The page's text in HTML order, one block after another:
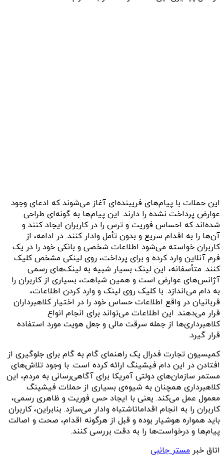
این حملات با پیام‌های فریبنده‌ای آغاز می‌شوند که ادعای وجود
عوارض پرداخت نشده را دارند. این پیام‌ها به گونه‌ای طراحی
شده‌اند که احساس فوریت و ترس را در کاربران ایجاد کنند و
آن‌ها را به اقدام سریع و بدون تأمل وادار کنند. در ادامه، از
کاربران خواسته می‌شود اطلاعات شخصی و بانکی خود را در یک
فرم آنلاین وارد کرده و برای پرداخت، روی لینکی مشخص کلیک
کنند. متأسفانه، این لینک بسیار شبیه به لینک‌های رسمی
آژانس‌های عوارض است و همین شباهت، بسیاری از کاربران را
به دام می‌اندازد. با کلیک روی لینک و وارد کردن اطلاعات،
قربانیان در واقع اطلاعات حساس خود را در اختیار کلاهبرداران
قرار می‌دهند. این اطلاعات می‌تواند برای انجام انواع
کلاهبرداری‌ها از جمله سرقت مالی و جعل هویت مورد استفاده
قرار گیرد.
کمیسیون تجارت فدرال یک راهنمای گام به گام برای جلوگیری از
افتادن در این دام فیشینگ ارائه کرده است. با وجود تلاش‌های
مستمر سازمان‌های دولتی آمریکا برای آگاهی‌رسانی به مردم، این
کلاهبرداری همچنان به شیوه‌ی بسیاری از حملات فیشینگ
معمول عمل می‌کند. یعنی با ایجاد حس فوریت و ظاهری رسمی،
کاربران را به انجام اقداماتاشتباه وادار می‌سازد. بنابراین، کاربران
باید همواره هوشیار بوده و قبل از هرگونه اقدام، صحت و اصالت
پیام‌ها و درخواست‌ها را به دقت بررسی کنند.
اتاق خبر مستر جانبی